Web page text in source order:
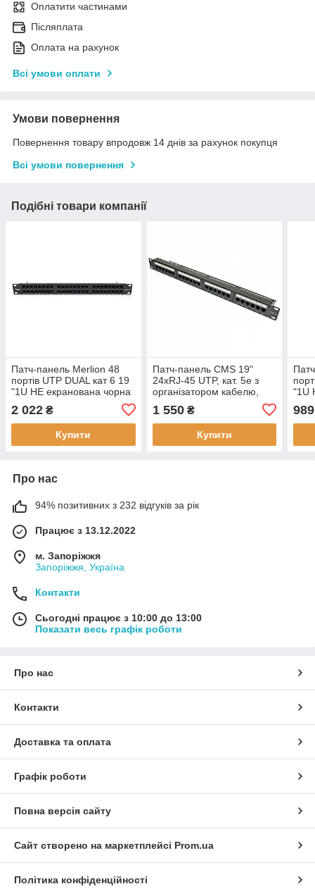
Оплатити частинами
Післяплата
Оплата на рахунок
Всі умови оплати
Умови повернення
Повернення товару впродовж 14 днів за рахунок покупця
Всі умови повернення
Подібні товари компанії
Патч-панель Merlion 48
портiв UTP DUAL кат 6 19
"1U НЕ екранована чорна
Q10, металевий корпус,
нове
2 022 ₴
Купити
Патч-панель CMS 19"
24хRJ-45 UTP, кат. 5e з
організатором кабелю,
висота 1U, чорний колір
1 550₴
Купити
"1U
989
Про нас
94% позитивних з 232 відгуків за рік
Працює з 13.12.2022
м. Запоріжжя
Запоріжжя, Україна
Контакти
Сьогодні працює з 10:00 до 13:00
Показати весь графік роботи
Про нас
Контакти
Доставка та оплата
Графік роботи
Повна версія сайту
Сайт створено на маркетплейсі Prom.ua
Політика конфіденційності